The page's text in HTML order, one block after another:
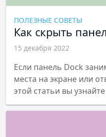
ПОЛЕЗНЫЕ СОВЕТЫ
Как скрыть
15 декабря 2022
Если панель Dock
места на экране или
этой статьи вы